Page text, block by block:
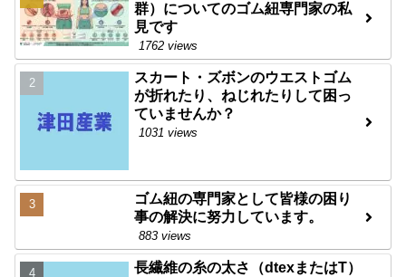
群）についてのゴム紐専門家の私
見です
1762 views
スカート・ズボンのウエストゴム
が折れたり、ねじれたりして困っ
ていませんか？
1031 views
ゴム紐の専門家として皆様の困り
事の解決に努力しています。
883 views
長繊維の糸の太さ（dtexまたはT）